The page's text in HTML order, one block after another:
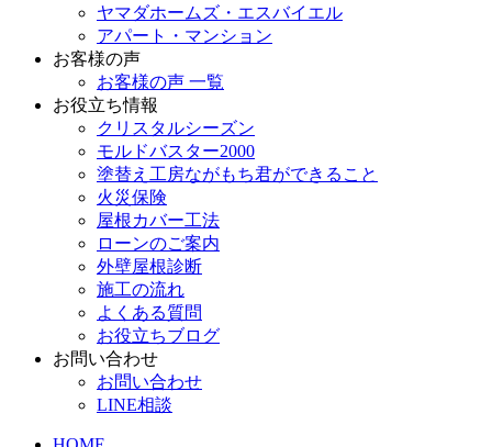
ヤマダホームズ・エスバイエル
アパート・マンション
お客様の声
お客様の声 一覧
お役立ち情報
クリスタルシーズン
モルドバスター2000
塗替え工房ながもち君ができること
火災保険
屋根カバー工法
ローンのご案内
外壁屋根診断
施工の流れ
よくある質問
お役立ちブログ
お問い合わせ
お問い合わせ
LINE相談